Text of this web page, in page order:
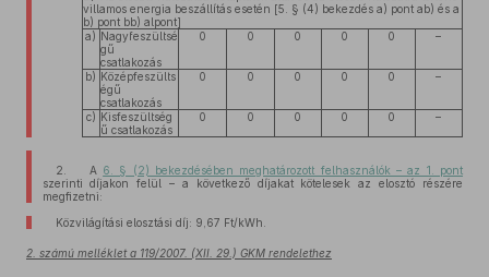
villamos energia beszállítás esetén [5. § (4) bekezdés a) pont ab) és a
b) pont bb) alpont]
a) Nagyfeszültsé
gű
csatlakozás
0 0 0 0 0 –
b) Középfeszülts
égű
csatlakozás
0 0 0 0 0 –
c) Kisfeszültség
ű csatlakozás
0 0 0 0 0 –
2. A 6. § (2) bekezdésében meghatározott felhasználók – az 1. pont
szerinti díjakon felül – a következő díjakat kötelesek az elosztó részére
megfizetni:
Közvilágítási elosztási díj: 9,67 Ft/kWh.
2. számú melléklet a 119/2007. (XII. 29.) GKM rendelethez